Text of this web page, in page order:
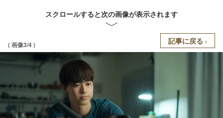
スクロールすると次の画像が表示されます
( 画像3/4 ) 記事に戻る